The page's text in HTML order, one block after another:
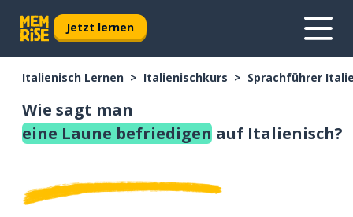
Jetzt lernen
Italienisch Lernen Italienischkurs Sprachführer
Wie sagt man
eine Laune befriedigen auf Italienisch?